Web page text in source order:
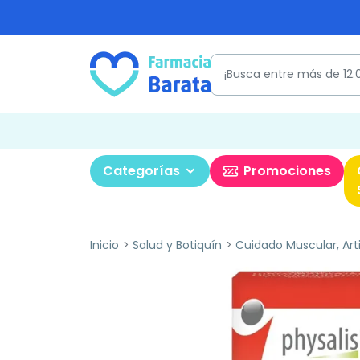
Categorías Promociones
Inicio Salud y Botiquín Cuidado Muscular,